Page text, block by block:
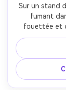
Sur un stand
fumant
fouettée et
floutées
nature
centré, lueur
85mm,
réalistes,